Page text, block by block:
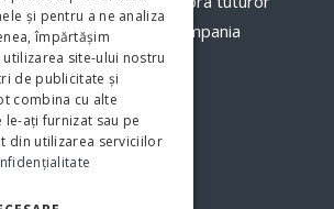
de activităţi din compania
www.clarvision.ro
6, Bistrita
și pentru a ne analiza
împărtășim
site-ului nostru
de publicitate și
combina cu alte
ați furnizat sau pe
din utilizarea serviciilor